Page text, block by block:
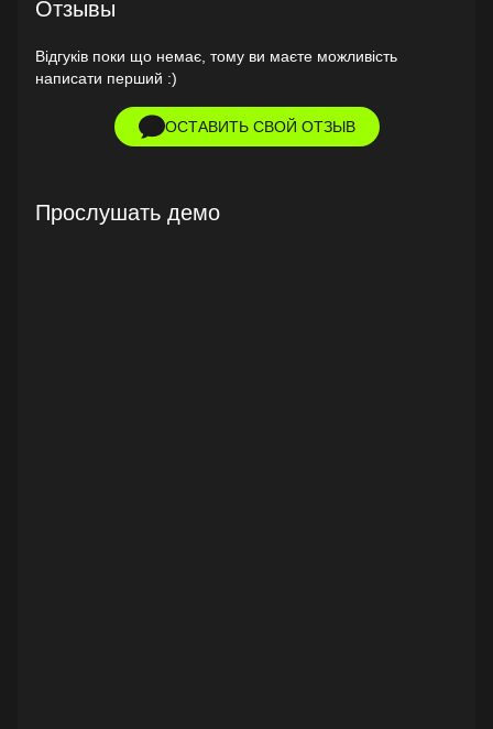
Отзывы
Відгуків поки що немає, тому ви маєте можливість
написати перший :)
ОСТАВИТЬ СВОЙ ОТЗЫВ
Прослушать демо